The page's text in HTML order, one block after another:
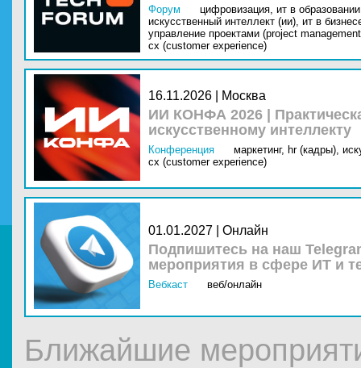
Форум цифровизация, ит в
искусственный интеллект (ии), ит в
управление проектами (project
cx (customer experience)
16.11.2026 | Москва
ИИ КОНФА 2026 |
искусственному интеллекту
Конференция маркетинг, hr (кадры),
cx (customer experience)
01.01.2027 | Онлайн
Подпишитесь на наш
мероприятия в сфере ИТ и
Вебкаст веб/онлайн
Ближайшие